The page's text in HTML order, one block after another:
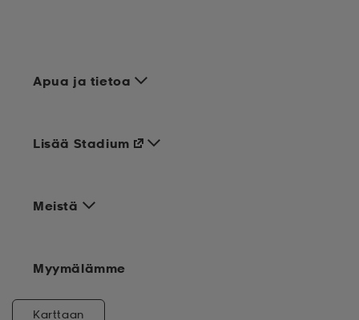
Apua ja tietoa
Meistä
Lisää Stadium
Myymälämme
Karttaan